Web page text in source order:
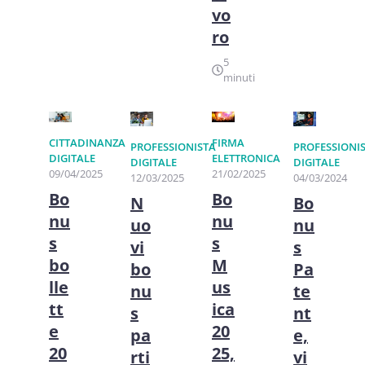
vo
ro
5
minuti
CITTADINANZA
DIGITALE
09/04/2025
Bo
nu
s
bo
lle
tt
e
20
PROFESSIONISTA
DIGITALE
12/03/2025
N
uo
vi
bo
nu
s
pa
rti
FIRMA
ELETTRONICA
21/02/2025
Bo
nu
s
M
us
ica
20
25,
DIGITALE
04/03/2024
Bo
nu
s
Pa
te
nt
e,
vi